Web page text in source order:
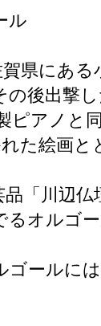
ル
県にあ
後出撃
アノと
た絵画と
「川辺
オルゴー
ールに